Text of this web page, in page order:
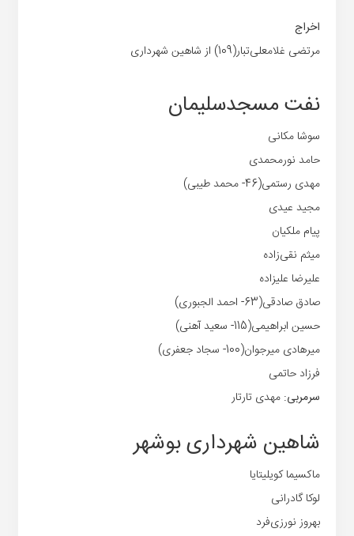
اخراج
مرتضی غلامعلی‌تبار(109) از شاهین شهرداری
نفت مسجدسلیمان
سوشا مکانی
حامد نورمحمدی
مهدی رستمی(46- محمد طیبی)
مجید عیدی
پیام ملکیان
میثم نقی‌زاده
علیرضا علیزاده
صادق صادقی(63- احمد الجبوری)
حسین ابراهیمی(115- سعید آهنی)
میرهادی میرجوان(100- سجاد جعفری)
فرزاد حاتمی
سرمربی: مهدی تارتار
شاهین شهرداری بوشهر
ماکسیما کویلیتایا
لوکا گادرانی
بهروز نورزی‌فرد